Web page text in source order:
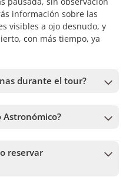
información sobre las
visibles a ojo desnudo, y
con más tiempo, ya
durante el tour?
para que puedas
un recuerdo del cielo
Astronómico?
web. En el carrito podrás
tu reserva.
reservar